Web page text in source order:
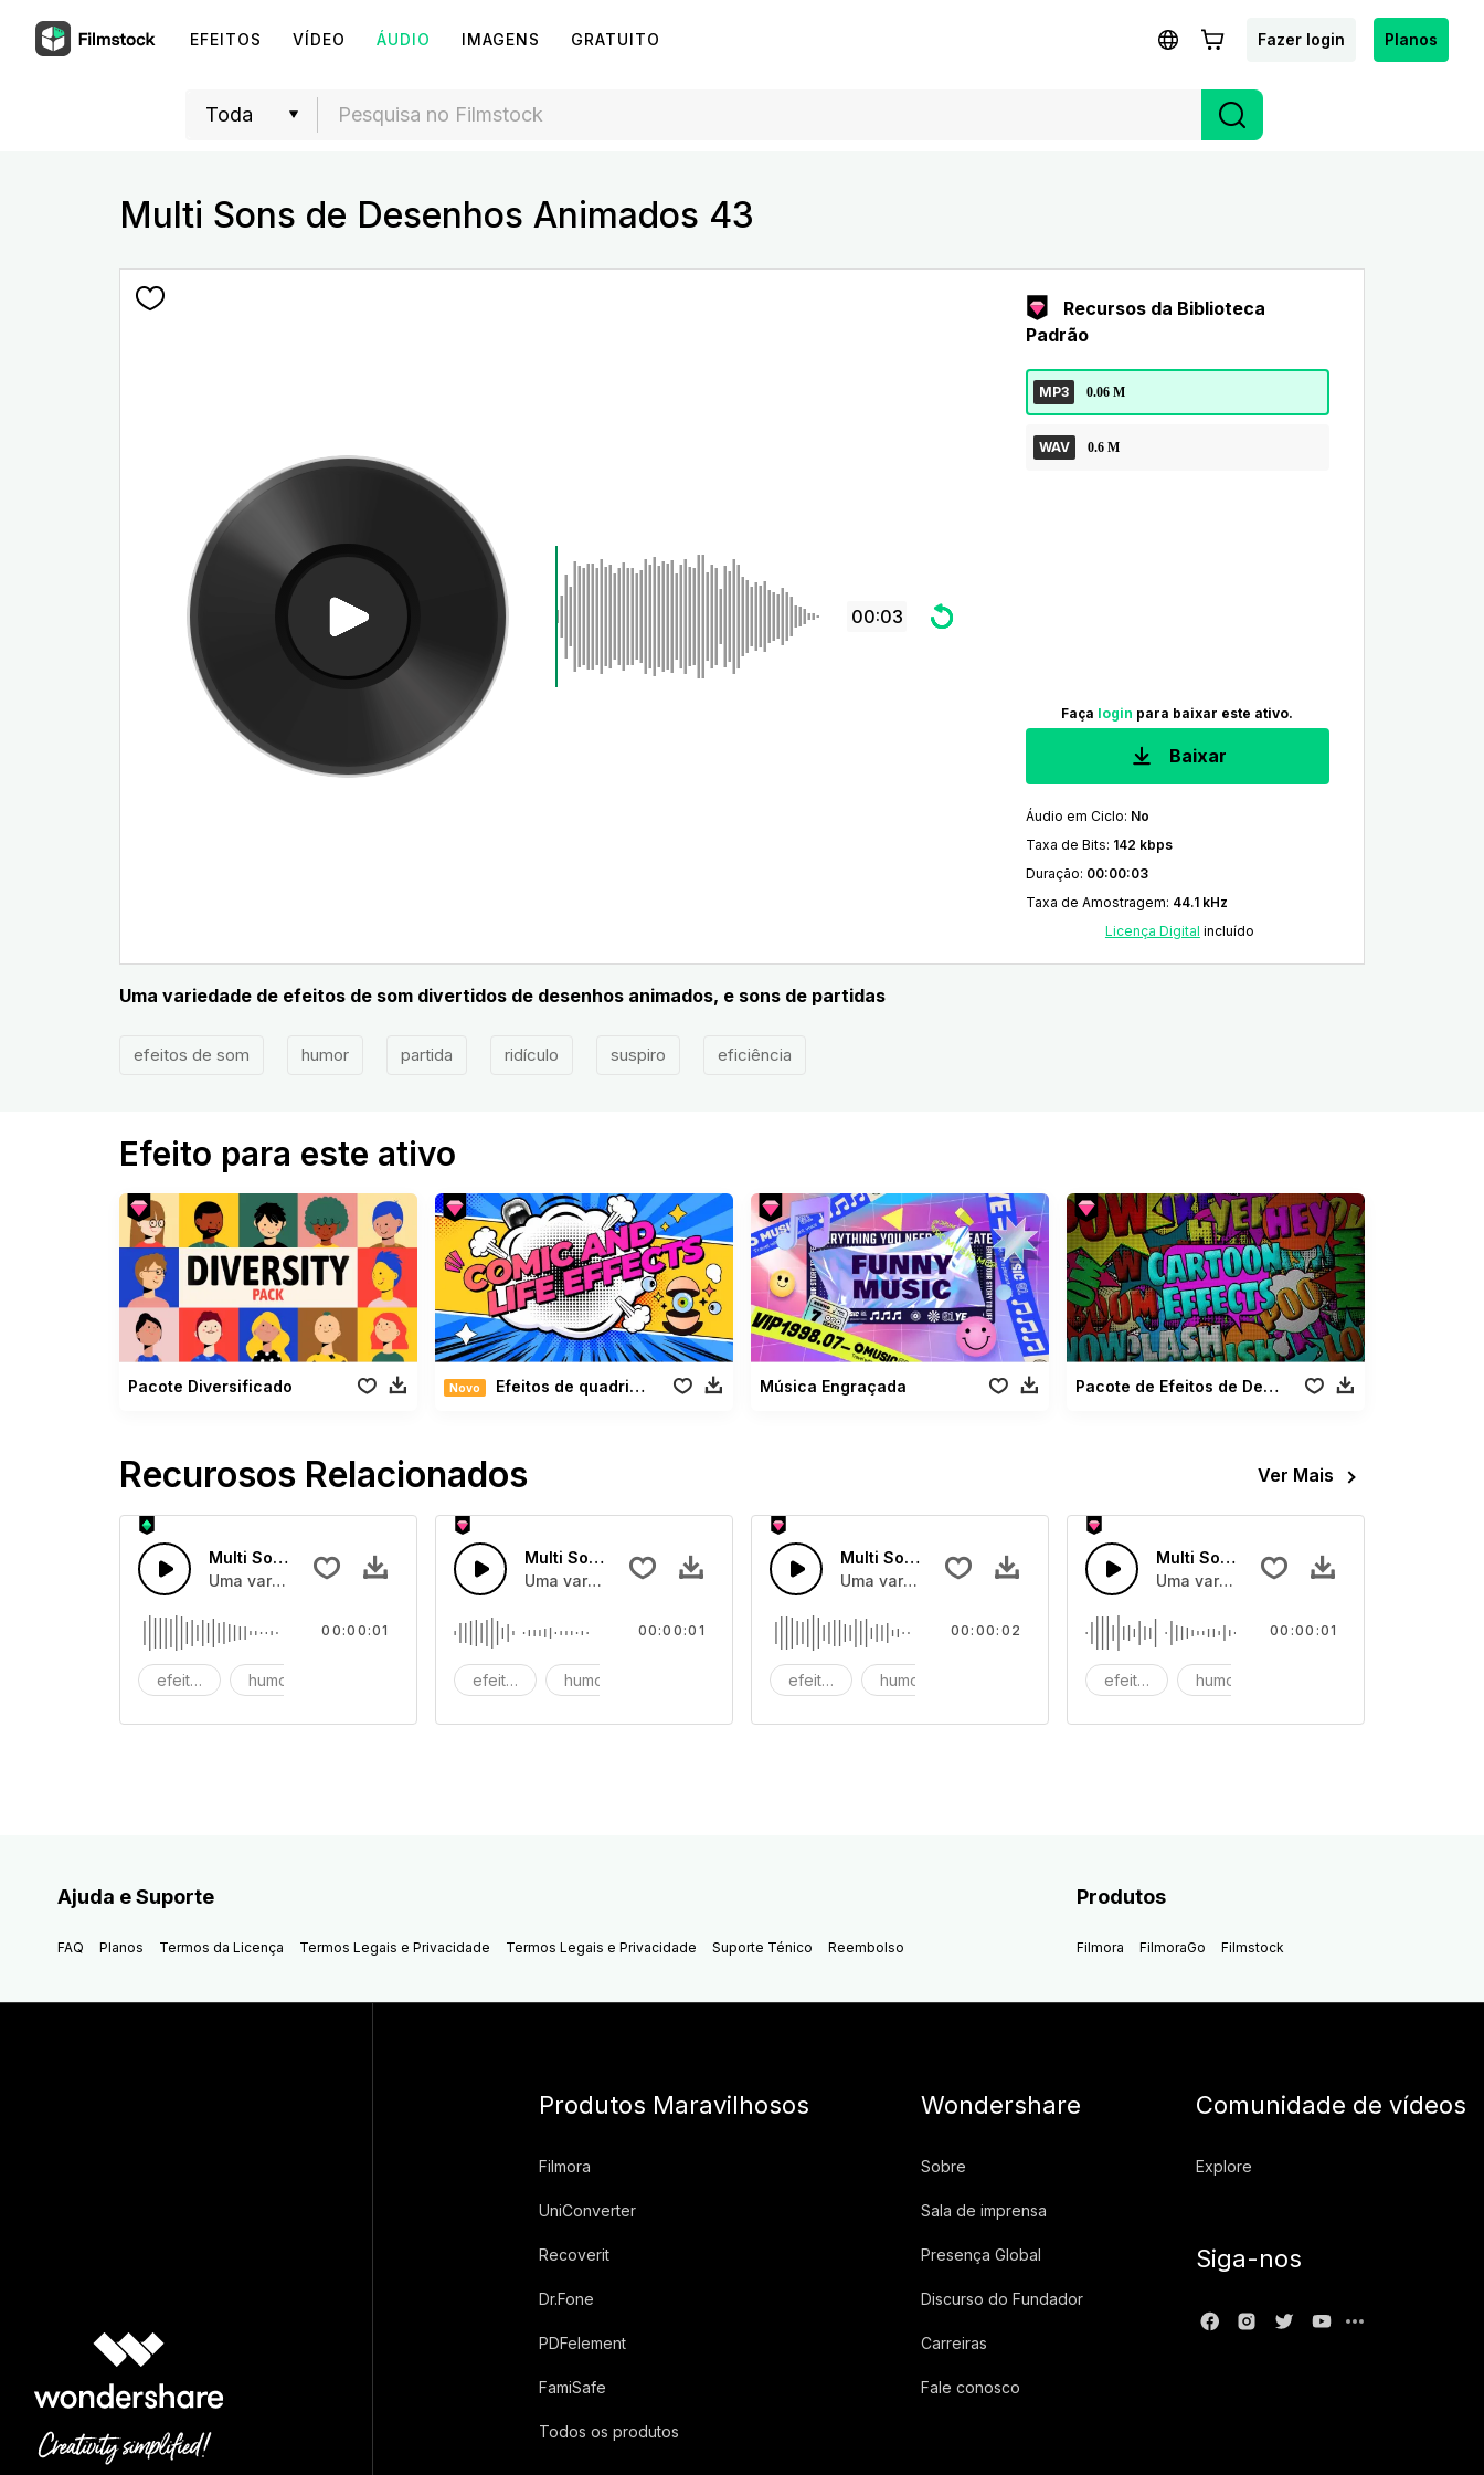
EFEITOS VÍDEO ÁUDIO IMAGENS GRATUITO Fazer login Planos
Multi Sons de Desenhos Animados 43
00:03
Recursos da Biblioteca
Padrão
MP3 0.06 M
WAV 0.6 M
Faça login para baixar este ativo.
Baixar
Áudio em Ciclo: No
Taxa de Bits: 142 kbps
Duração: 00:00:03
Taxa de Amostragem: 44.1 kHz
Licença Digital incluído
Uma variedade de efeitos de som divertidos de desenhos animados, e sons de partidas
efeitos de som humor partida ridículo suspiro eficiência
Efeito para este ativo
Pacote Diversificado Novo Efeitos de quadrinhos Música Engraçada Pacote de Efeitos de Desenhos Animados
Recurosos Relacionados Ver Mais
Multi Sons de Desenhos Animados 42
Uma variedade de efeitos de som divertidos de desenhos animados, e sons de partidas
efeitos de somhumor
00:00:01
Multi Sons de Desenhos Animados 41
Uma variedade de efeitos de som divertidos de desenhos animados, e sons de partidas
efeitos de somhumor
00:00:01
Multi Sons de Desenhos Animados 40
Uma variedade de efeitos de som divertidos de desenhos animados, e sons de
efeitos de somhumor
00:00:02
Multi Sons de Desenhos Animados 39
Uma variedade de efeitos de som
efeitos de somhumor
00:00:01
Ajuda e Suporte
FAQ Planos Termos da Licença Termos Legais e Privacidade Termos Legais e Privacidade Suporte Ténico Reembolso
Produtos
Filmora FilmoraGo Filmstock
Produtos Maravilhosos
Filmora
UniConverter
Recoverit
Dr.Fone
PDFelement
FamiSafe
Todos os produtos
Wondershare
Sobre
Sala de imprensa
Presença Global
Discurso do Fundador
Carreiras
Fale conosco
Comunidade de vídeos
Explore
Siga-nos